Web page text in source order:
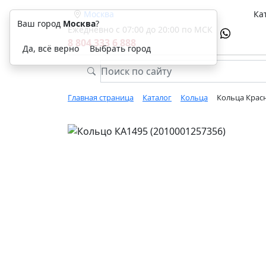
Москва
Ежедневно с 07:00 до 20:00 по МСК
8 804 333 6 888
Главная страница Каталог Кольца Кольца
Ваш город Москва?
Да, всё верно Выбрать город